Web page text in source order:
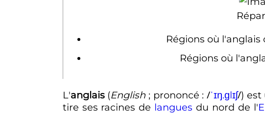
Régions où
Régions où
L'anglais(English ; prononcé :/ˈɪŋ.ɡlɪʃ/) est
tire ses racines de langues du nord de l'